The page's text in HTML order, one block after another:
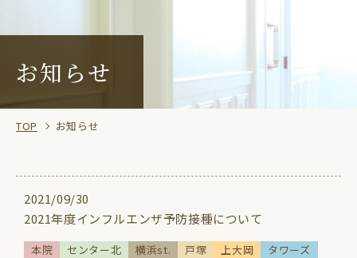
お知らせ
TOP お知らせ
2021/09/30
2021年度インフルエンザ予防接種について
本院 センター北 横浜st. 戸塚 上大岡
タワーズ